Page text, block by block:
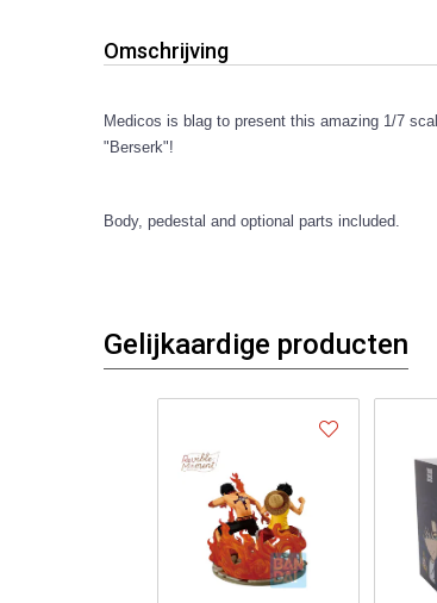
Omschrijving
Medicos is blag to present this amazing 1/7
"Berserk"!
Body, pedestal and optional parts included.
Gelijkaardige producten